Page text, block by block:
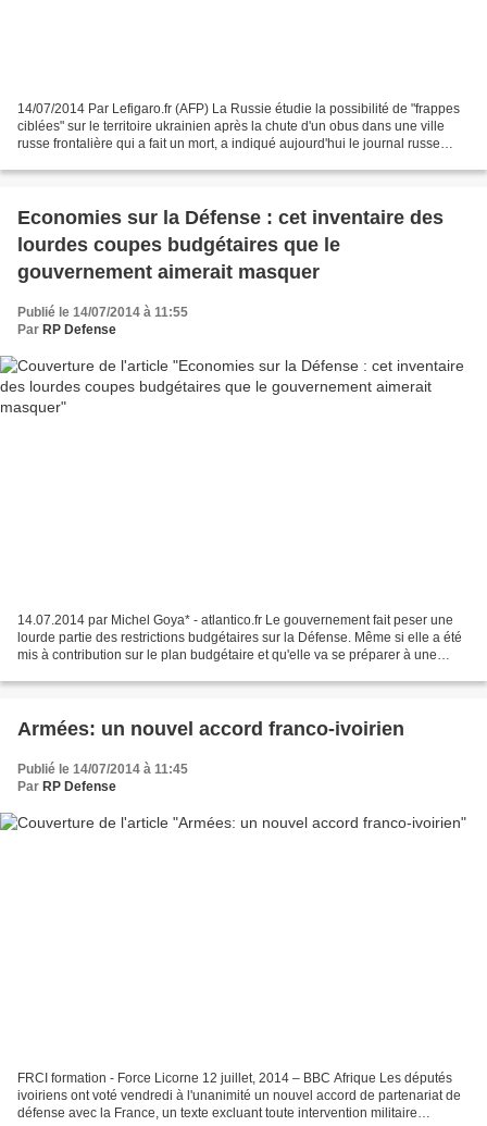
14/07/2014 Par Lefigaro.fr (AFP) La Russie étudie la possibilité de "frappes
ciblées" sur le territoire ukrainien après la chute d'un obus dans une ville
russe frontalière qui a fait un mort, a indiqué aujourd'hui le journal russe
Economies sur la Défense : cet inventaire des
lourdes coupes budgétaires que le
gouvernement aimerait masquer
Publié le 14/07/2014 à 11:55
Par RP Defense
14.07.2014 par Michel Goya* - atlantico.fr Le gouvernement fait peser une
lourde partie des restrictions budgétaires sur la Défense. Même si elle a été
mis à contribution sur le plan budgétaire et qu'elle va se préparer à une
Armées: un nouvel accord franco-ivoirien
Publié le 14/07/2014 à 11:45
Par RP Defense
FRCI formation - Force Licorne 12 juillet, 2014 – BBC Afrique Les députés
ivoiriens ont voté vendredi à l'unanimité un nouvel accord de partenariat de
défense avec la France, un texte excluant toute intervention militaire